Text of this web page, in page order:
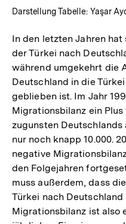
Darstellung Tabelle: Yaşar
In den letzten Jahren
der Türkei nach
während umgekehrt die
Deutschland in die
geblieben ist. Im Jahr
Migrationsbilanz ein
zugunsten Deutschlands
nur noch knapp 10.000.
negative
den Folgejahren
muss außerdem, dass
Türkei nach
Migrationsbilanz ist also